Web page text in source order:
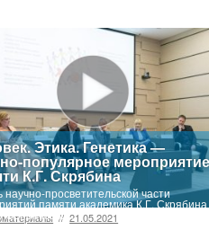
Этика. Генетика —
популярное
К.Г. Скрябина
научно-просветительской части
памяти академика К.Г. Скрябина
Genomicus.…
// 21.05.2021